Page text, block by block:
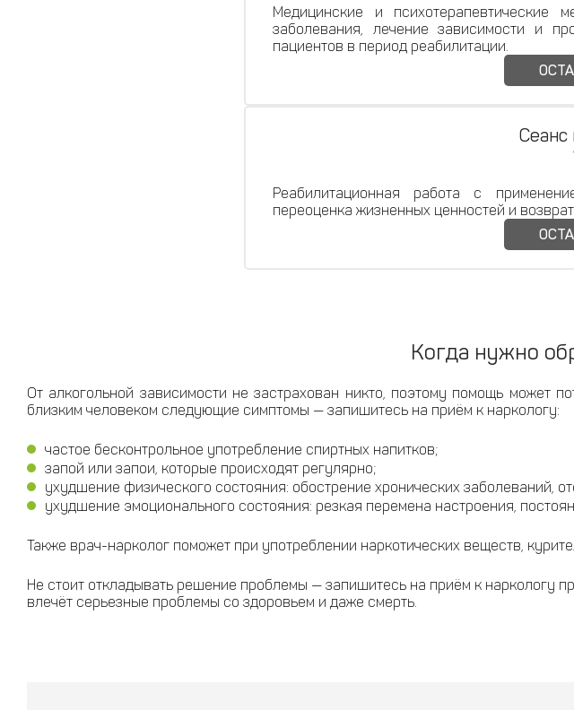
Медицинские и психотерапевтические
заболевания, лечение зависимости и
пациентов в период реабилитации.
Сеанс
Реабилитационная работа с
переоценка жизненных ценностей и
Когда нужно
От алкогольной зависимости не застрахован никто, поэтому помощь может
близким человеком следующие симптомы — запишитесь на приём к наркологу:
частое бесконтрольное употребление спиртных напитков;
запой или запои, которые происходят регулярно;
ухудшение физического состояния: обострение хронических заболеваний,
ухудшение эмоционального состояния: резкая перемена настроения,
Также врач-нарколог поможет при употреблении наркотических веществ,
Не стоит откладывать решение проблемы — запишитесь на приём к наркологу
влечёт серьезные проблемы со здоровьем и даже смерть.